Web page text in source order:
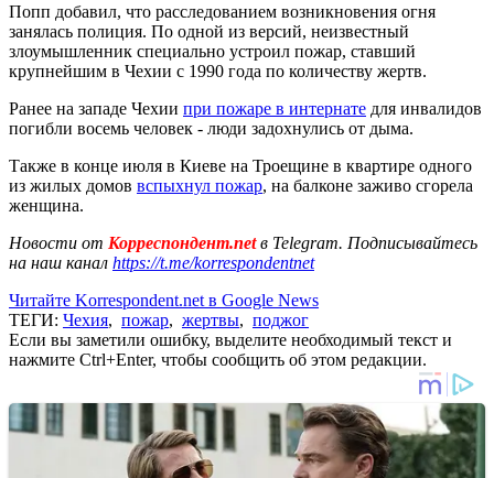
Попп добавил, что расследованием возникновения огня
занялась полиция. По одной из версий, неизвестный
злоумышленник специально устроил пожар, ставший
крупнейшим в Чехии с 1990 года по количеству жертв.
Ранее на западе Чехии при пожаре в интернате для инвалидов
погибли восемь человек - люди задохнулись от дыма.
Также в конце июля в Киеве на Троещине в квартире одного
из жилых домов вспыхнул пожар, на балконе заживо сгорела
женщина.
Новости от Корреспондент.netв Telegram. Подписывайтесь
на наш канал https://t.me/korrespondentnet
Читайте Korrespondent.net в Google News
ТЕГИ: Чехия, пожар, жертвы, поджог
Если вы заметили ошибку, выделите необходимый текст и
нажмите Ctrl+Enter, чтобы сообщить об этом редакции.